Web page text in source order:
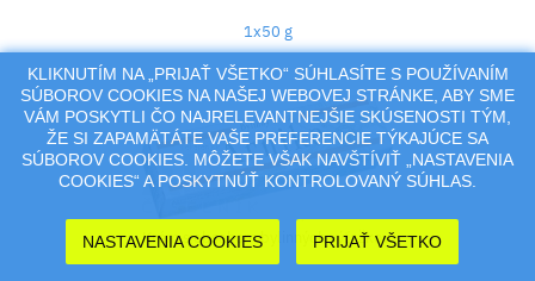
1x50 g
Krém s obsahom bylinných výťažkov.
KLIKNUTÍM NA „PRIJAŤ VŠETKO“ SÚHLASÍTE S POUŽÍVANÍM
SÚBOROV COOKIES NA NAŠEJ WEBOVEJ STRÁNKE, ABY SME
VÁM POSKYTLI ČO NAJRELEVANTNEJŠIE SKÚSENOSTI TÝM,
ŽE SI ZAPAMÄTÁTE VAŠE PREFERENCIE TÝKAJÚCE SA
SÚBOROV COOKIES. MÔŽETE VŠAK NAVŠTÍVIŤ „NASTAVENIA
COOKIES“ A POSKYTNÚŤ KONTROLOVANÝ SÚHLAS.
NASTAVENIA COOKIES PRIJAŤ VŠETKO